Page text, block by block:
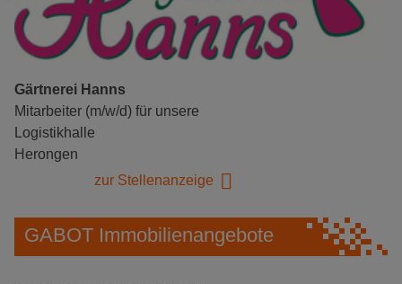
Gärtnerei Hanns
Mitarbeiter (m/w/d) für unsere
Logistikhalle
Herongen
zur Stellenanzeige
GABOT Immobilienangebote